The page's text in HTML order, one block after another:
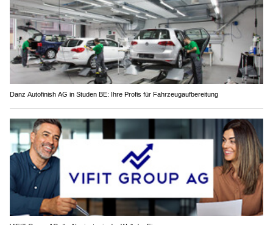
Danz Autofinish AG in Studen BE: Ihre Profis für Fahrzeugaufbereitung